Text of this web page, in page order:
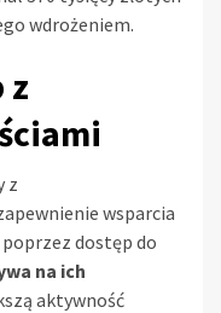
wdrożeniem.
z
z
wsparcia
dostęp do
na ich
aktywność